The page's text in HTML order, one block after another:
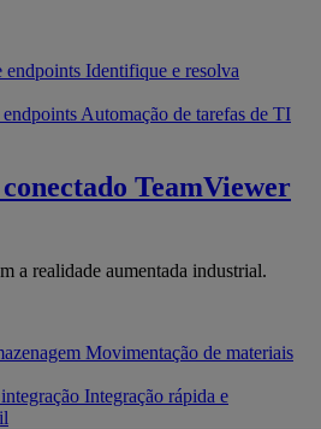
endpoints Identifique e resolva
Automação de tarefas de TI
TeamViewer
a realidade aumentada industrial.
Movimentação de materiais
Integração rápida e